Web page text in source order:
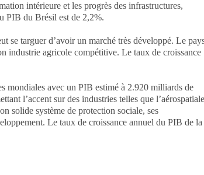
intérieure et les progrès des infrastructures,
PIB du Brésil est de 2,2%.
se targuer d’avoir un marché très développé. Le
industrie agricole compétitive. Le taux de croissance
mondiales avec un PIB estimé à 2.920 milliards de
l’accent sur des industries telles que
solide système de protection sociale, ses
Le taux de croissance annuel du PIB de la